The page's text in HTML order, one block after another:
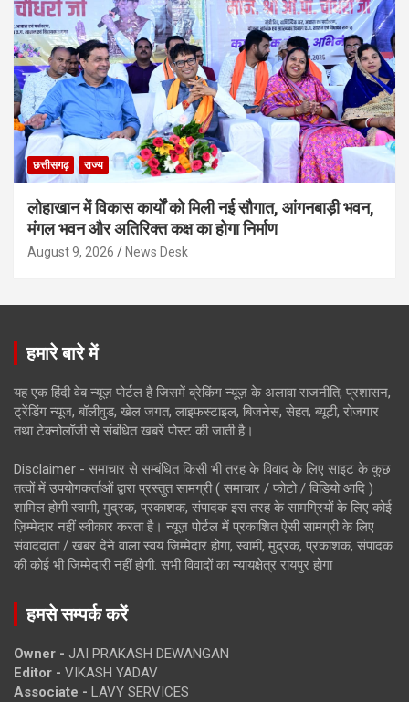
छत्तीसगढ़ राज्य
लोहाखान में विकास कार्यों को मिली नई सौगात, आंगनबाड़ी भवन,
मंगल भवन और अतिरिक्त कक्ष का होगा निर्माण
August 9, 2026 News Desk
हमारे बारे में
यह एक हिंदी वेब न्यूज़ पोर्टल है जिसमें ब्रेकिंग न्यूज़ के अलावा राजनीति, प्रशासन,
ट्रेंडिंग न्यूज, बॉलीवुड, खेल जगत, लाइफस्टाइल, बिजनेस, सेहत, ब्यूटी, रोजगार
तथा टेक्नोलॉजी से संबंधित खबरें पोस्ट की जाती है।
Disclaimer - समाचार से सम्बंधित किसी भी तरह के विवाद के लिए साइट के कुछ
तत्वों में उपयोगकर्ताओं द्वारा प्रस्तुत सामग्री ( समाचार / फोटो / विडियो आदि )
शामिल होगी स्वामी, मुद्रक, प्रकाशक, संपादक इस तरह के सामग्रियों के लिए कोई
ज़िम्मेदार नहीं स्वीकार करता है। न्यूज़ पोर्टल में प्रकाशित ऐसी सामग्री के लिए
संवाददाता / खबर देने वाला स्वयं जिम्मेदार होगा, स्वामी, मुद्रक, प्रकाशक, संपादक
की कोई भी जिम्मेदारी नहीं होगी. सभी विवादों का न्यायक्षेत्र रायपुर होगा
हमसे सम्पर्क करें
Owner - JAI PRAKASH DEWANGAN
Editor - VIKASH YADAV
Associate - LAVY SERVICES